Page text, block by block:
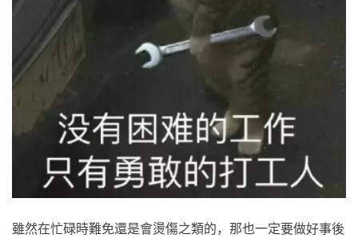
雖然在忙碌時難免還是會燙傷之類的，那也一定要做好事後